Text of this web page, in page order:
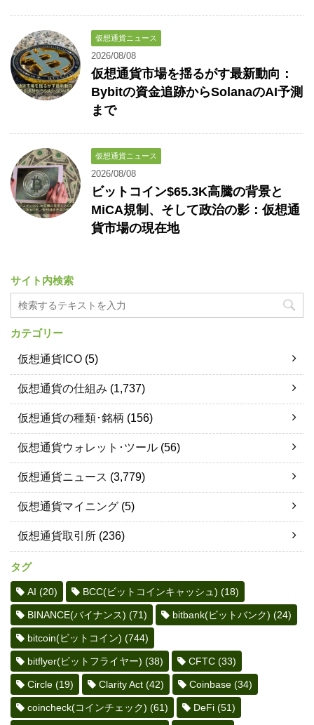
仮想通貨ニュース
2026/08/08
仮想通貨市場を揺るがす最新動向：
Bybitの資金追跡からSolanaのAI予測
まで
仮想通貨ニュース
2026/08/08
ビットコイン$65.3K高騰の背景と
MiCA規制、そして政治の影：仮想通
貨市場の現在地
サイト内検索
カテゴリー
仮想通貨ICO (5)
仮想通貨の仕組み (1,737)
仮想通貨の種類･銘柄 (156)
仮想通貨ウォレット･ツール (56)
仮想通貨ニュース (3,779)
仮想通貨マイニング (5)
仮想通貨取引所 (236)
タグ
AI (20) BCC(ビットコインキャッシュ) (18)
BINANCE(バイナンス) (71) bitbank(ビットバンク) (24)
bitcoin(ビットコイン) (744)
bitflyer(ビットフライヤー) (38) CFTC (33)
Circle (19) Clarity Act (42) Coinbase (34)
coincheck(コインチェック) (61) DeFi (51)